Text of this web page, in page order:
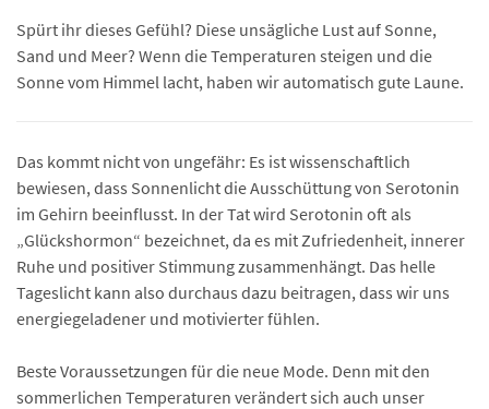
Spürt ihr dieses Gefühl? Diese unsägliche Lust auf Sonne,
Sand und Meer? Wenn die Temperaturen steigen und die
Sonne vom Himmel lacht, haben wir automatisch gute Laune.
Das kommt nicht von ungefähr: Es ist wissenschaftlich
bewiesen, dass Sonnenlicht die Ausschüttung von Serotonin
im Gehirn beeinflusst. In der Tat wird Serotonin oft als
„Glückshormon“ bezeichnet, da es mit Zufriedenheit, innerer
Ruhe und positiver Stimmung zusammenhängt. Das helle
Tageslicht kann also durchaus dazu beitragen, dass wir uns
energiegeladener und motivierter fühlen.
Beste Voraussetzungen für die neue Mode. Denn mit den
sommerlichen Temperaturen verändert sich auch unser